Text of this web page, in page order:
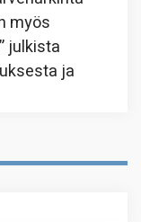
myös
julkista
ja